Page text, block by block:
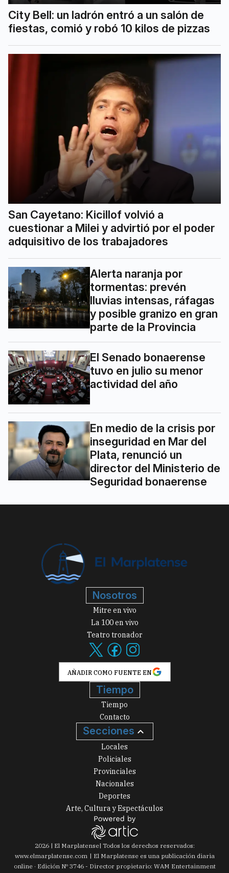
City Bell: un ladrón entró a un salón de
fiestas, comió y robó 10 kilos de pizzas
San Cayetano: Kicillof volvió a
cuestionar a Milei y advirtió por el poder
adquisitivo de los trabajadores
Alerta naranja por
tormentas: prevén
lluvias intensas, ráfagas
y posible granizo en gran
parte de la Provincia
El Senado bonaerense
tuvo en julio su menor
actividad del año
En medio de la crisis por
inseguridad en Mar del
Plata, renunció un
director del Ministerio de
Seguridad bonaerense
Nosotros
Mitre en vivo
La 100 en vivo
Teatro tronador
AÑADIR COMO FUENTE EN
Tiempo
Tiempo
Contacto
Secciones
Locales
Policiales
Provinciales
Nacionales
Deportes
Arte, Cultura y Espectáculos
2026| El Marplatense| Todos los derechos reservados:
www.elmarplatense.com
El Marplatense es una publicación diaria
online · Edición Nº 3746- Director propietario: WAM Entertainment